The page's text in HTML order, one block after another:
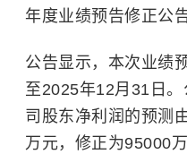
年度业绩预告修正公告
公告显示，本次业绩
至2025年12月31日
司股东净利润的预测
万元，修正为95000